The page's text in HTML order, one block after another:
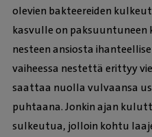
olevien bakteereiden
kasvulle on
nesteen ansiosta
vaiheessa nestettä erittyy
saattaa nuolla vulvaansa
puhtaana. Jonkin ajan
sulkeutua, jolloin kohtu